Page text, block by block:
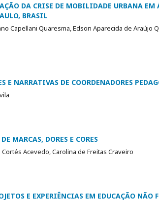
DA CRISE DE MOBILIDADE URBANA EM
BRASIL
Capellani Quaresma, Edson Aparecida de Araújo
E NARRATIVAS DE COORDENADORES
MARCAS, DORES E CORES
Acevedo, Carolina de Freitas Craveiro
E EXPERIÊNCIAS EM EDUCAÇÃO NÃO